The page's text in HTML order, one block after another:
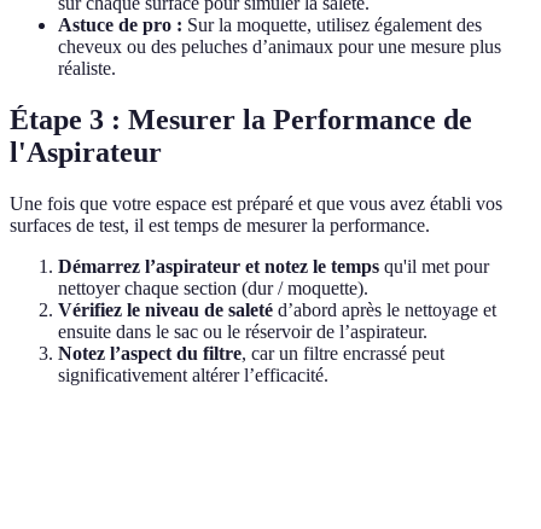
Astuce de pro : Sur la moquette, utilisez également des
cheveux ou des peluches d’animaux pour une mesure plus
réaliste.
Étape 3 : Mesurer la Performance de
l'Aspirateur
Une fois que votre espace est préparé et que vous avez établi vos
surfaces de test, il est temps de mesurer la performance.
Démarrez l’aspirateur et notez le temps qu'il met pour
nettoyer chaque section (dur / moquette).
Vérifiez le niveau de saleté d’abord après le nettoyage et
ensuite dans le sac ou le réservoir de l’aspirateur.
Notez l’aspect du filtre, car un filtre encrassé peut
significativement altérer l’efficacité.